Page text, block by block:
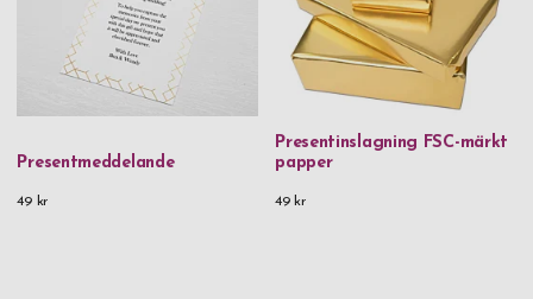
Presentmeddelande
49 kr
Presentinslagning FSC-märkt
papper
49 kr